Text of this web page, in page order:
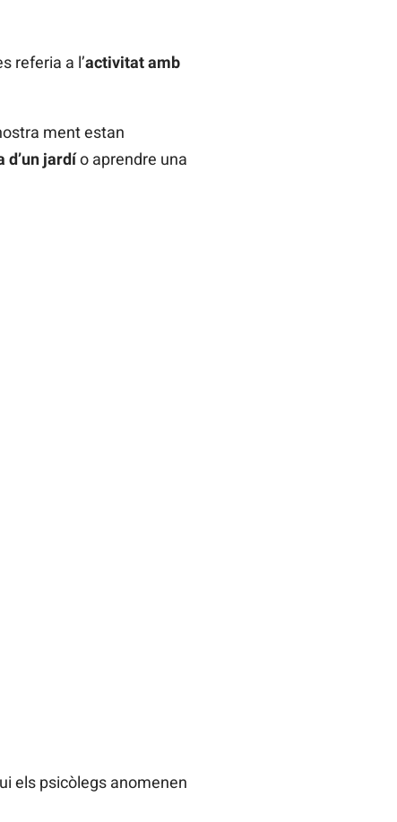
referia a l’activitat amb
ment estan
d’un jardío aprendre una
els psicòlegs anomenen